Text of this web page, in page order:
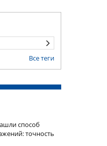
Все теги
способ
точность